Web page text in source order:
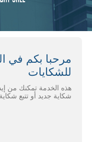
مرحبا بكم في
للشكايات
هذه الخدمة تمكنك من
شكاية جديد أو تتبع